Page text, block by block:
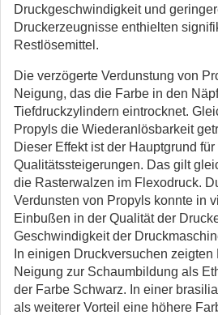
Druckgeschwindigkeit und
Druckerzeugnisse enthielten
Restlösemittel.
Die verzögerte Verdunstung von
Neigung, das die Farbe in den
Tiefdruckzylindern eintrocknet.
Propyls die Wiederanlösbarkeit
Dieser Effekt ist der Hauptgrund
Qualitätssteigerungen. Das gilt
die Rasterwalzen im Flexodruck.
Verdunsten von Propyls konnte in
Einbußen in der Qualität der
Geschwindigkeit der
In einigen Druckversuchen
Neigung zur Schaumbildung als
der Farbe Schwarz. In einer
als weiterer Vorteil eine höhere